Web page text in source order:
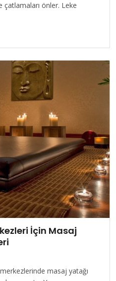
çatlamaları önler. Leke
İçin Masaj
masaj yatağı